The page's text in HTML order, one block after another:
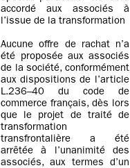
accordé aux associés à
l’issue de la transformation
Aucune offre de rachat n’a
été proposée aux associés
de la société, conformément
aux dispositions de l’article
L.236–40 du code de
commerce français, dès lors
que le projet de traité de
transformation
transfrontalière a été
arrêtée à l’unanimité des
associés, aux termes d’un